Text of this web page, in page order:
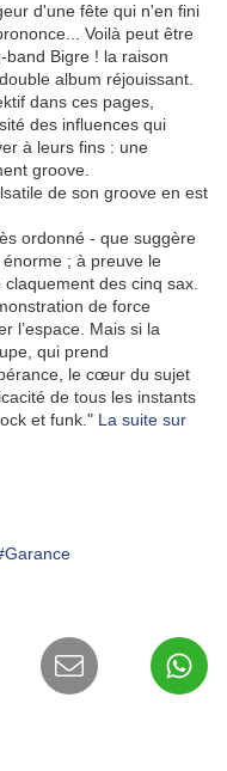
d'une fête qui n'en fini
Voilà peut être
band Bigre ! la raison
album réjouissant.
dans ces pages,
des influences qui
à leurs fins : une
groove.
de son groove en est
ordonné - que suggère
; à preuve le
des cinq sax.
de force
l’espace. Mais si la
qui prend
le cœur du sujet
de tous les instants
et funk." La suite sur